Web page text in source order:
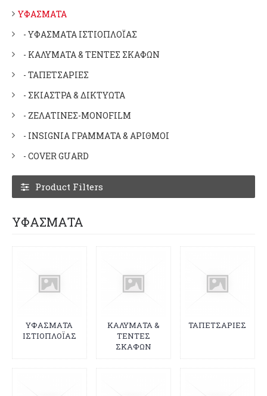
ΥΦΑΣΜΑΤΑ
- ΥΦΑΣΜΑΤΑ ΙΣΤΙΟΠΛΟΪΑΣ
- ΚΑΛΥΜΑΤΑ & ΤΕΝΤΕΣ ΣΚΑΦΩΝ
- ΤΑΠΕΤΣΑΡΙΕΣ
- ΣΚΙΑΣΤΡΑ & ΔΙΚΤΥΩΤΑ
- ΖΕΛΑΤΙΝΕΣ-MONOFILM
- INSIGNIA ΓΡΑΜΜΑΤΑ & ΑΡΙΘΜΟΙ
- COVER GUARD
Product Filters
ΥΦΑΣΜΑΤΑ
ΥΦΑΣΜΑΤΑ
ΙΣΤΙΟΠΛΟΪΑΣ
ΚΑΛΥΜΑΤΑ &
ΤΕΝΤΕΣ
ΣΚΑΦΩΝ
ΤΑΠΕΤΣΑΡΙΕΣ